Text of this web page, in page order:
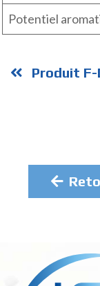
Potentiel
Produit F-